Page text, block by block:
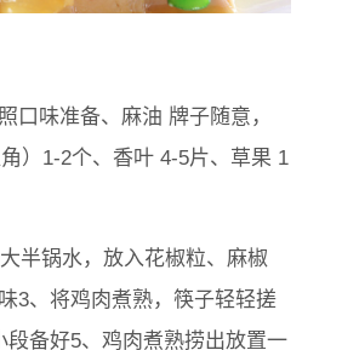
口味准备、麻油 牌子随意，
）1-2个、香叶 4-5片、草果 1
半锅水，放入花椒粒、麻椒
3、将鸡肉煮熟，筷子轻轻搓
备好5、鸡肉煮熟捞出放置一